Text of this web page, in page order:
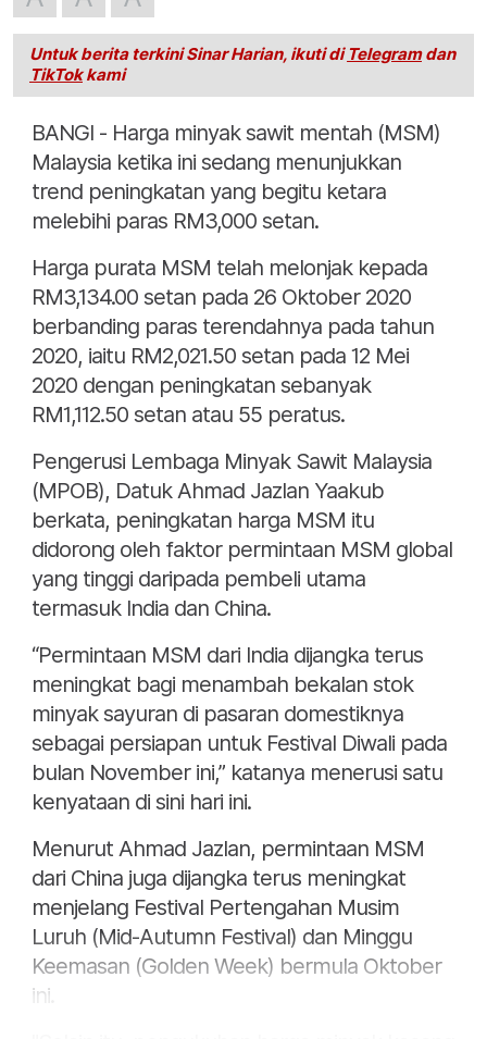
Untuk berita terkini Sinar Harian, ikuti di Telegramdan
TikTokkami
BANGI - Harga minyak sawit mentah (MSM)
Malaysia ketika ini sedang menunjukkan
trend peningkatan yang begitu ketara
melebihi paras RM3,000 setan.
Harga purata MSM telah melonjak kepada
RM3,134.00 setan pada 26 Oktober 2020
berbanding paras terendahnya pada tahun
2020, iaitu RM2,021.50 setan pada 12 Mei
2020 dengan peningkatan sebanyak
RM1,112.50 setan atau 55 peratus.
Pengerusi Lembaga Minyak Sawit Malaysia
(MPOB), Datuk Ahmad Jazlan Yaakub
berkata, peningkatan harga MSM itu
didorong oleh faktor permintaan MSM global
yang tinggi daripada pembeli utama
termasuk India dan China.
“Permintaan MSM dari India dijangka terus
meningkat bagi menambah bekalan stok
minyak sayuran di pasaran domestiknya
sebagai persiapan untuk Festival Diwali pada
bulan November ini,” katanya menerusi satu
kenyataan di sini hari ini.
Menurut Ahmad Jazlan, permintaan MSM
dari China juga dijangka terus meningkat
menjelang Festival Pertengahan Musim
Luruh (Mid-Autumn Festival) dan Minggu
Keemasan (Golden Week) bermula Oktober
ini.